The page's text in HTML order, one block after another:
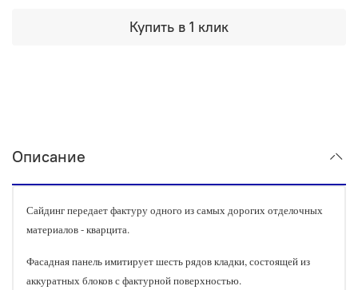
Купить в 1 клик
Описание
Сайдинг передает фактуру одного из самых дорогих отделочных
материалов - кварцита.
Фасадная панель имитирует шесть рядов кладки, состоящей из
аккуратных блоков с фактурной поверхностью.​